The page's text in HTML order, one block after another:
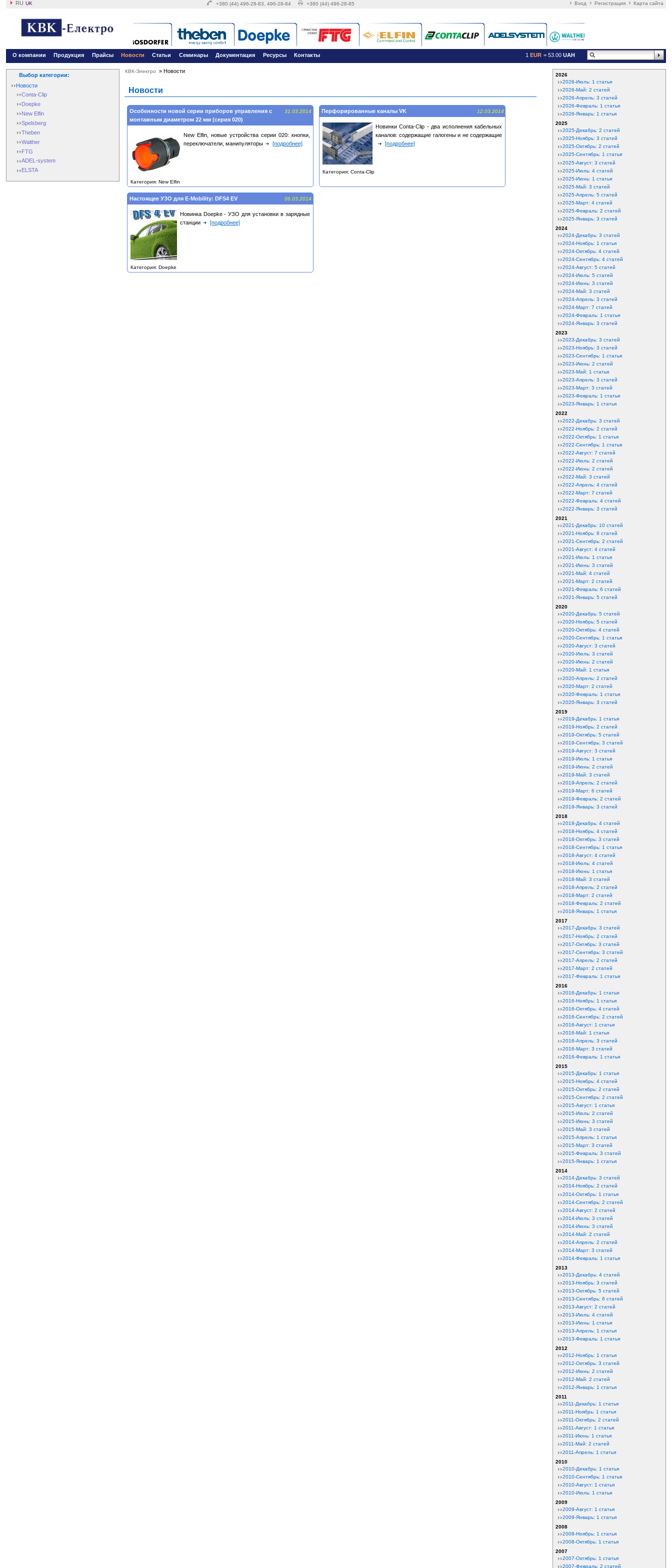
RU UK Вход Регистрация Карта сайта
+380 (44) 496-28-83, 496-28-84 +380 (44) 496-28-85
О компании Продукция Прайсы Новости Статьи Семинары Документация Ресурсы Контакты 1 EUR = 53.00 UAH
Выбор категории:
Новости
Conta-Clip
Doepke
New Elfin
Spelsberg
Theben
Walther
FTG
ADEL-system
ELSTA
2026
2026-Июль: 1 статья
2026-Май: 2 статей
2026-Апрель: 3 статей
2026-Февраль: 1 статья
2026-Январь: 1 статья
2025
2025-Декабрь: 2 статей
2025-Ноябрь: 3 статей
2025-Октябрь: 2 статей
2025-Сентябрь: 1 статья
2025-Август: 3 статей
2025-Июль: 4 статей
2025-Июнь: 1 статья
2025-Май: 3 статей
2025-Апрель: 5 статей
2025-Март: 4 статей
2025-Февраль: 2 статей
2025-Январь: 3 статей
2024
2024-Декабрь: 3 статей
2024-Ноябрь: 1 статья
2024-Октябрь: 4 статей
2024-Сентябрь: 4 статей
2024-Август: 5 статей
2024-Июль: 5 статей
2024-Июнь: 3 статей
2024-Май: 3 статей
2024-Апрель: 3 статей
2024-Март: 7 статей
2024-Февраль: 1 статья
2024-Январь: 3 статей
2023
2023-Декабрь: 3 статей
2023-Ноябрь: 3 статей
2023-Сентябрь: 1 статья
2023-Июнь: 2 статей
2023-Май: 1 статья
2023-Апрель: 3 статей
2023-Март: 3 статей
2023-Февраль: 1 статья
2023-Январь: 1 статья
2022
2022-Декабрь: 3 статей
2022-Ноябрь: 2 статей
2022-Октябрь: 1 статья
2022-Сентябрь: 1 статья
2022-Август: 7 статей
2022-Июль: 2 статей
2022-Июнь: 2 статей
2022-Май: 3 статей
2022-Апрель: 4 статей
2022-Март: 7 статей
2022-Февраль: 4 статей
2022-Январь: 3 статей
2021
2021-Декабрь: 10 статей
2021-Ноябрь: 8 статей
2021-Сентябрь: 2 статей
2021-Август: 4 статей
2021-Июль: 1 статья
2021-Июнь: 3 статей
2021-Май: 4 статей
2021-Март: 2 статей
2021-Февраль: 6 статей
2021-Январь: 5 статей
2020
2020-Декабрь: 5 статей
2020-Ноябрь: 5 статей
2020-Октябрь: 4 статей
2020-Сентябрь: 1 статья
2020-Август: 3 статей
2020-Июль: 3 статей
2020-Июнь: 2 статей
2020-Май: 1 статья
2020-Апрель: 2 статей
2020-Март: 2 статей
2020-Февраль: 1 статья
2020-Январь: 3 статей
2019
2019-Декабрь: 1 статья
2019-Ноябрь: 2 статей
2019-Октябрь: 5 статей
2019-Сентябрь: 3 статей
2019-Август: 3 статей
2019-Июль: 1 статья
2019-Июнь: 2 статей
2019-Май: 3 статей
2019-Апрель: 2 статей
2019-Март: 6 статей
2019-Февраль: 2 статей
2019-Январь: 3 статей
2018
2018-Декабрь: 4 статей
2018-Ноябрь: 4 статей
2018-Октябрь: 3 статей
2018-Сентябрь: 1 статья
2018-Август: 4 статей
2018-Июль: 4 статей
2018-Июнь: 1 статья
2018-Май: 3 статей
2018-Апрель: 2 статей
2018-Март: 2 статей
2018-Февраль: 2 статей
2018-Январь: 1 статья
2017
2017-Декабрь: 3 статей
2017-Ноябрь: 2 статей
2017-Октябрь: 3 статей
2017-Сентябрь: 3 статей
2017-Апрель: 2 статей
2017-Март: 2 статей
2017-Февраль: 1 статья
2016
2016-Декабрь: 1 статья
2016-Ноябрь: 1 статья
2016-Октябрь: 4 статей
2016-Сентябрь: 2 статей
2016-Август: 1 статья
2016-Май: 1 статья
2016-Апрель: 3 статей
2016-Март: 3 статей
2016-Февраль: 1 статья
2015
2015-Декабрь: 1 статья
2015-Ноябрь: 4 статей
2015-Октябрь: 2 статей
2015-Сентябрь: 2 статей
2015-Август: 1 статья
2015-Июль: 2 статей
2015-Июнь: 3 статей
2015-Май: 3 статей
2015-Апрель: 1 статья
2015-Март: 3 статей
2015-Февраль: 3 статей
2015-Январь: 1 статья
2014
2014-Декабрь: 3 статей
2014-Ноябрь: 2 статей
2014-Октябрь: 1 статья
2014-Сентябрь: 2 статей
2014-Август: 2 статей
2014-Июль: 3 статей
2014-Июнь: 3 статей
2014-Май: 2 статей
2014-Апрель: 2 статей
2014-Март: 3 статей
2014-Февраль: 1 статья
2013
2013-Декабрь: 4 статей
2013-Ноябрь: 3 статей
2013-Октябрь: 5 статей
2013-Сентябрь: 6 статей
2013-Август: 2 статей
2013-Июль: 4 статей
2013-Июнь: 1 статья
2013-Апрель: 1 статья
2013-Февраль: 1 статья
2012
2012-Ноябрь: 1 статья
2012-Октябрь: 3 статей
2012-Июнь: 2 статей
2012-Май: 2 статей
2012-Январь: 1 статья
2011
2011-Декабрь: 1 статья
2011-Ноябрь: 1 статья
2011-Октябрь: 2 статей
2011-Август: 1 статья
2011-Июнь: 1 статья
2011-Май: 2 статей
2011-Апрель: 1 статья
2010
2010-Декабрь: 1 статья
2010-Сентябрь: 1 статья
2010-Август: 1 статья
2010-Июль: 1 статья
2009
2009-Август: 1 статья
2009-Январь: 1 статья
2008
2008-Ноябрь: 1 статья
2008-Октябрь: 1 статья
2007
2007-Октябрь: 1 статья
2007-Февраль: 2 статей
КВК-Электро » Новости
Новости
31.03.2014
Особенности новой серии приборов управления с
монтажным диаметром 22 мм (серия 020)
New Elfin, новые устройства серии 020: кнопки,
переключатели, манипуляторы
[подробнее]
Категория: New Elfin
12.03.2014
Перфорированные каналы VK
Новинки Conta-Clip - два исполнения кабельных
каналов: содержащие галогены и не содержащие
[подробнее]
Категория: Conta-Clip
06.03.2014
Настоящее УЗО для E-Mobility: DFS4 EV
Новинка Doepke - УЗО для установки в зарядные
станции
[подробнее]
Категория: Doepke